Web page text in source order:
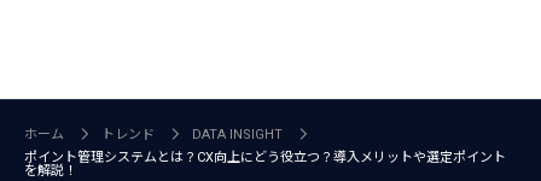
ホーム トレンド
DATA INSIGHT
ポイント管理システムとは？CX向上にどう役立つ？導入メリットや選定ポイント
を解説！